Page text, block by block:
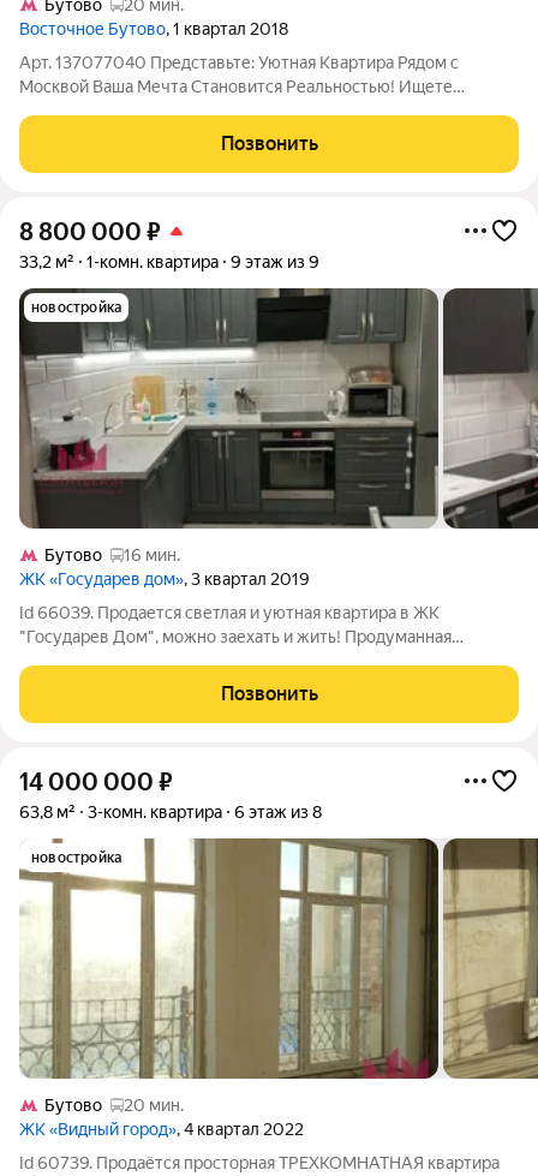
Бутово
20 мин.
Восточное Бутово, 1 квартал 2018
Арт. 137077040 Представьте: Уютная Квартира Рядом с
Москвой Ваша Мечта Становится Реальностью! Ищете
воздухом, но при этом быстро добираться до Москвы?!
Продается ИДЕАЛЬНАЯ 1-комнатная квартира:
Позвонить
8 800 000 ₽
33,2 м² 1-комн. квартира 9 этаж из 9
новостройка
Бутово
16 мин.
ЖК «Государев дом», 3 квартал 2019
Id 66039. Продается светлая и уютная квартира в ЖК
"Государев Дом", можно заехать и жить! Продуманная
спальное место. Современный дизайнерский ремонт, тёплая
лоджия, совмещённый санузел с
Позвонить
14 000 000 ₽
63,8 м² 3-комн. квартира 6 этаж из 8
новостройка
Бутово
20 мин.
ЖК «Видный город», 4 квартал 2022
Id 60739. Продаётся просторная ТРЕХКОМНАТНАЯ квартира